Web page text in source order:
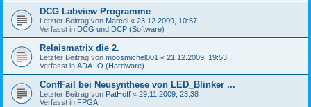
DCG Labview Programme
Letzter Beitrag von Marcel « 23.12.2009, 10:57
Verfasst in DCG und DCP (Software)
Relaismatrix die 2.
Letzter Beitrag von moosmichel001 « 21.12.2009, 19:53
Verfasst in ADA-IO (Hardware)
ConfFail bei Neusynthese von LED_Blinker ...
Letzter Beitrag von PatHoff « 29.11.2009, 23:38
Verfasst in FPGA